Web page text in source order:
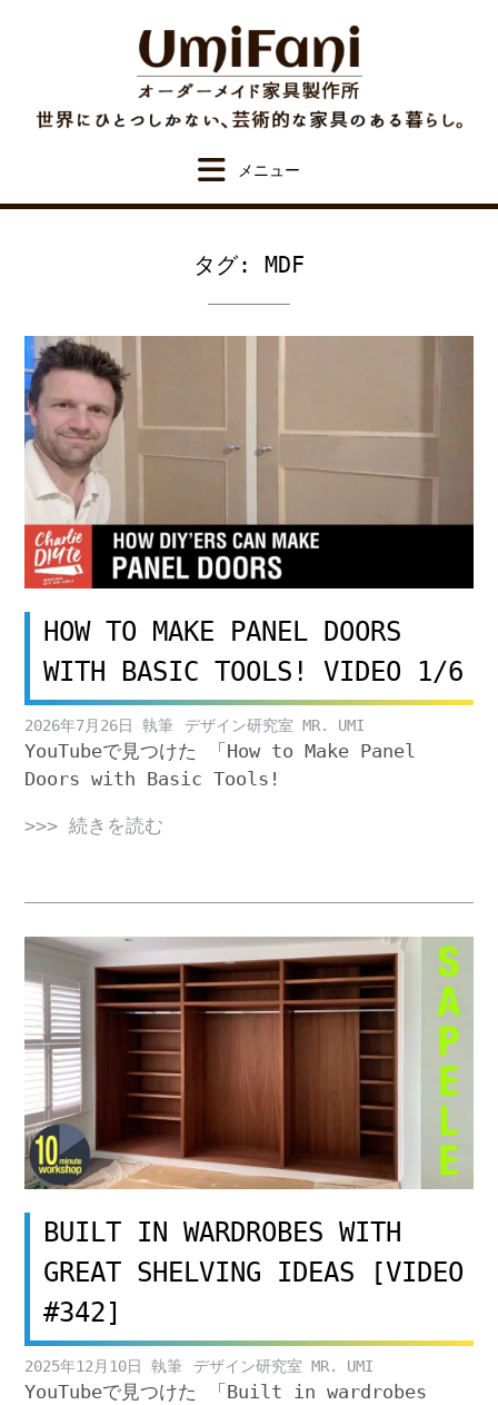
タグ: MDF
HOW TO MAKE PANEL DOORS
WITH BASIC TOOLS! VIDEO 1/6
2026年7月26日 デザイン研究室 MR. UMI
YouTubeで見つけた 「How to Make Panel
Doors with Basic Tools!
>>> 続きを読む
BUILT IN WARDROBES WITH
GREAT SHELVING IDEAS [VIDEO
#342]
2025年12月10日 デザイン研究室 MR. UMI
YouTubeで見つけた 「Built in wardrobes